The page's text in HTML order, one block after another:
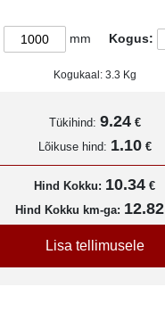
mm Kogus:
Kogukaal: 3.3 Kg
Tükihind: 9.24 €
Lõikuse hind: 1.10 €
Hind Kokku: 10.34 €
Hind Kokku km-ga: 12.82
Lisa tellimusele